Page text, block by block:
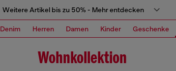
Weitere Artikel bis zu 50% - Mehr entdecken
Denim Herren Damen Kinder Geschenke
Wohnkollektion